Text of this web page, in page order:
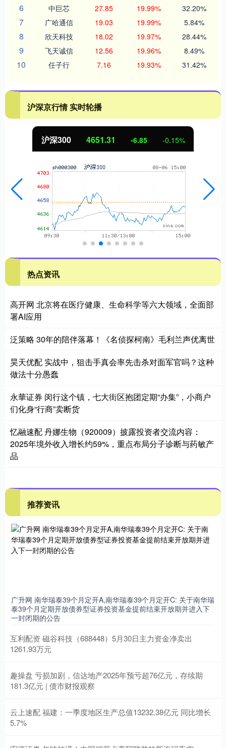
6 中巨芯 27.85 19.99% 32.20%
7 广哈通信 19.03 19.99% 5.84%
8 欣天科技 18.02 19.97% 28.44%
9 飞天诚信 12.56 19.96% 8.49%
10 任子行 7.16 19.93% 31.42%
沪深京行情 实时轮播
沪深300 4651.31 -6.85 -0.15%
热点资讯
高开网 北京将在医疗健康、生命科学等六大领域，全面部
署AI应用
泛策略 30年的陪伴落幕！《名侦探柯南》毛利兰声优离世
昊天优配 实战中，狙击手真会率先击杀对面军官吗？这种
做法十分愚蠢
永華证券 闵行这个镇，七大街区抱团定期“办集”，小商户
们化身“行商”卖断货
忆融速配 丹娜生物（920009）披露投资者交流内容：
2025年境外收入增长约59%，重点布局分子诊断与药敏产
品
推荐资讯
广升网 南华瑞泰39个月定开A,南华瑞泰39个月定开C: 关于南华瑞
泰39个月定期开放债券型证券投资基金提前结束开放期并进入下
一封闭期的公告
互利配资 磁谷科技（688448）5月30日主力资金净卖出
1261.93万元
趣操盘 亏损加剧，信达地产2025年预亏超76亿元，存续期
181.3亿元 | 债市财报观察
云上速配 福建：一季度地区生产总值13232.38亿元 同比增长
5.7%